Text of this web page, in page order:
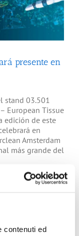
contenuti ed
presente en
stand 03.501
European Tissue
edición de este
en
Amsterdam
más grande del
de